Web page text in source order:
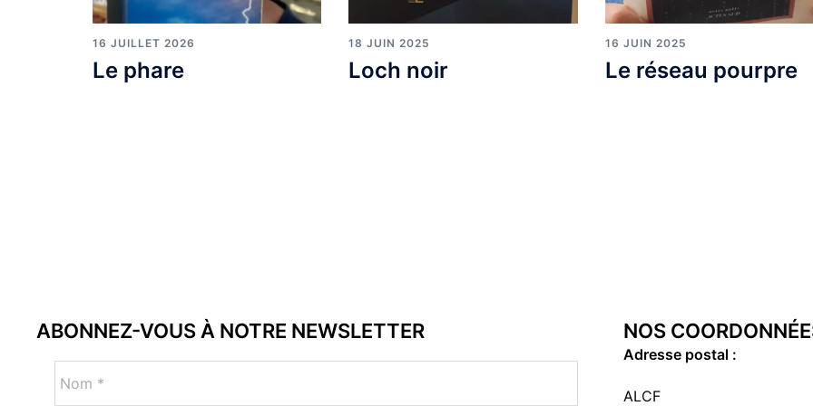
16 JUILLET 2026
Le phare
18 JUIN 2025
Loch noir
16 JUIN 2025
Le réseau pourpre
ABONNEZ-VOUS À NOTRE NEWSLETTER NOS
Adresse postal :
ALCF